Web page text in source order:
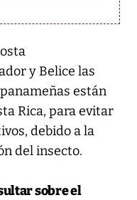
y Belice las
están
Rica, para evitar
debido a la
del insecto.
sobre el